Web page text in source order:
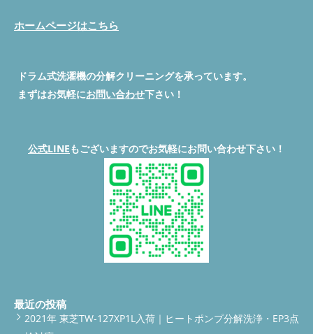
opacity: 0.9; text-decoration: none; } /* --- スマホ最適化 --- */
余白 */ body { padding-bottom: 80px; } } /* ===== ブログ用 固定
CTAバー ===== */ #buzz-mega-cta { position: fixed; top: 0; left: 0;
display: flex; flex-direction: column; align-items: center; justify-
content: center; padding: 14px 10px 16px; text-decoration:
none; color: #ffffff; } /* 上コピー */ .buzz-title { font-size: 26px;
font-weight: 900; letter-spacing: 0.5px; line-height: 1.2; text-align:
center; margin-bottom: 10px; } /* ボタン本体 */ .buzz-btn {
background: #ffffff; color: #ff4500; font-size: 17px; font-weight:
900; padding: 12px 28px; border-radius: 999px; box-shadow: 0
4px 0 #c73700, 0 6px 12px rgba(0,0,0,0.35); transition: transform
0.15s ease, box-shadow 0.15s ease; } /* 押した感 */ #buzz-
mega-cta a:active .buzz-btn { transform: translateY(2px); box-
修理・分解クリーニングはこちら ››› 続きを読む
U04の9割は乾燥ダクトの詰まりが原因です。乾燥が弱い・時間
い｜分解クリーニング事例を見る
公式LINEで相談・依頼する
電話する
問い合わせ
サービス一覧を見る 便利屋BUZZ
上部スクロールバー（スリム仕様） */ #scroll-bar { position:
fixed; top: -60px; left: 0; width: 100%; background-color:
#00C73C; padding: 12px 10px; text-align: center; z-index: 9999;
box-shadow: 0 2px 8px rgba(0,0,0,0.3); transition: top 0.3s ease;
} #scroll-bar.show { top: 0; } #scroll-bar a { color: #fff; font-size:
16px; font-weight: bold; text-decoration: none; display: inline-
block; } #scroll-bar a:hover { opacity: 0.9; } /* 下部固定バー */
#bottom-bar { position: fixed; bottom: -60px; left: 0; width:
100%; display: flex; text-align: center; z-index: 9999; transition:
bottom 0.3s ease; box-shadow: 0 -2px 8px rgba(0,0,0,0.3); }
text-decoration: none; } #bottom-bar a.phone { background-
color: #007BFF; } #bottom-bar a.contact { background-color:
#FF6600; } #bottom-bar a:hover { opacity: 0.9; } /* サービス＆料
U04表示 今回のお客様の ES-S7E も、ダクト内部に固まった埃が
際に前橋市のお客様の現場でも、 乾燥時間が半分近く短くな
り、ニオイも大幅に改善しました。 SHARP ES-S7シリーズ｜乾燥
が乾かない・U04の原因はダクト ダクト内部詰まり(黒い影埃が
門用語をできるだけ使わずに説明します。 本体上部・前面パネ
ルを順番に外す ドラム槽カバーを外し、内部のカビを除去 乾燥
ダクトを分解して奥まで洗浄 ファンの汚れを除去し風量を回復
ヒートポンプ周りの埃を徹底洗浄 洗剤ケース下のぬめり・水垢
も洗浄 内部乾燥→組み立て→試運転 試運転では乾燥エラーU04
も出ず、風量も正常に戻りました。 ▼脱水カバー清掃前（カ
ビ・埃） ▼脱水カバー分解後（清潔改善） 乾燥機能を復活させ
るためにやってほしいこと 今回のように乾燥を使っていなかっ
た場合、以下のポイントを意識すると、再びカビを防げます。
洗濯後はドアを開けておく 乾燥を月1回は使う（内部の湿気を飛
なく、使わないほうが壊れやすいので要注意です。 便利屋BUZZ
が選ばれる理由（E-E-A-T対応） 年間500台以上の分解実績 全メ
ーカー・全機種対応 修理・部品交換も可能 技術力を高めるため
→ https://benriyabuzz.com/
◇◆◇◆◇◆◇◆◇◆◇◆◇◆◇◆◇◆◇◆◇
クリーニング #東京都ドラム式洗濯機分解クリーニング #神奈川
県ドラム式洗濯機分解クリーニング #群馬県ドラム式洗濯機分解
クリーニング ◇◆◇◆◇◆◇◆◇◆◇◆◇◆◇◆◇◆◇◆◇ 続
ホームページはこちら
ドラム式洗濯機の分解クリーニングを承っています。
まずはお気軽にお問い合わせ下さい！
公式LINEもございますのでお気軽にお問い合わせ下さい！
最近の投稿
2021年 東芝TW-127XP1L入荷｜ヒートポンプ分解洗浄・EP3点